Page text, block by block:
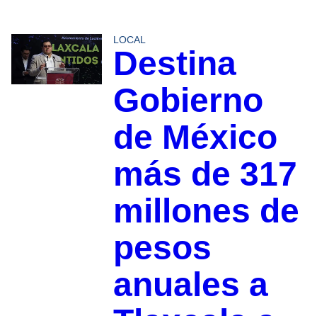
LOCAL
Destina
Gobierno
de México
más de 317
millones de
pesos
anuales a